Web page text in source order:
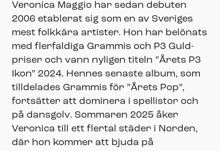
Veronica Maggio har sedan debuten
2006 etablerat sig som en av Sveriges
mest folkkära artister. Hon har belönats
med flerfaldiga Grammis och P3 Guld-
priser och vann nyligen titeln ”Årets P3
Ikon” 2024. Hennes senaste album, som
tilldelades Grammis för ”Årets Pop”,
fortsätter att dominera i spellistor och
på dansgolv. Sommaren 2025 åker
Veronica till ett flertal städer i Norden,
där hon kommer att bjuda på